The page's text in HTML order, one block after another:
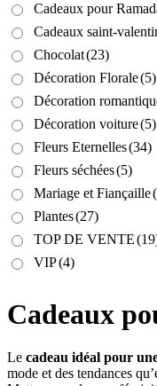
Cadeaux pour
Cadeaux saint-
Chocolat(23)
Décoration Florale(5)
Décoration
Décoration voiture(5)
Fleurs Eternelles(34)
Fleurs séchées(5)
Mariage et Fiançaille
Plantes(27)
TOP DE VENTE
VIP(4)
Cadeaux
Le cadeau idéal pour
mode et des tendances